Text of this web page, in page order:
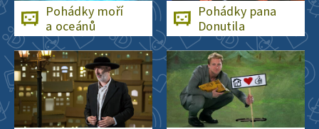
Pohádky moří
a oceánů
Pohádky pana
Donutila